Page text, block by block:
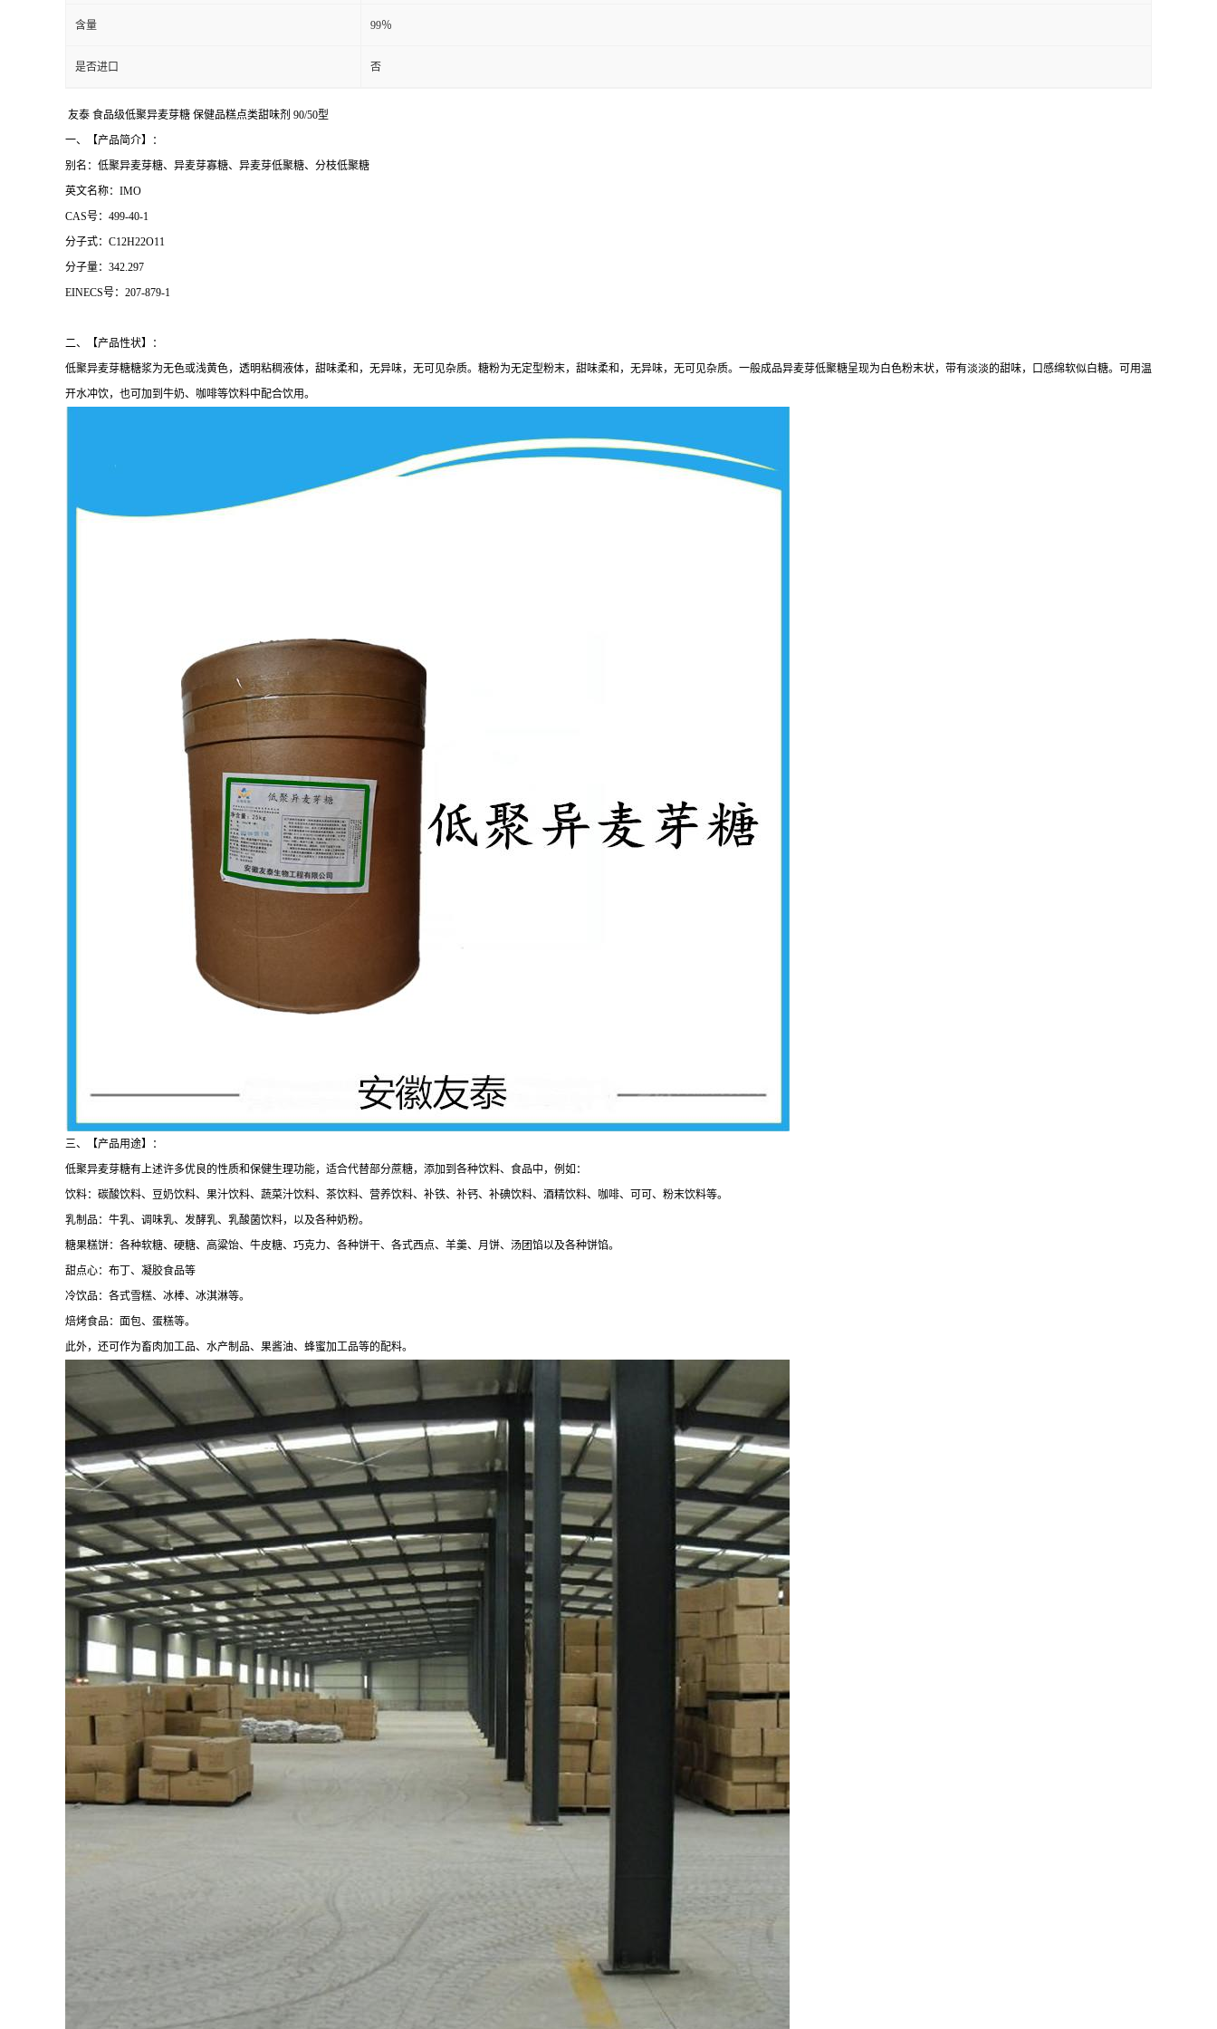
含量 99％
是否进口 否
友泰 食品级低聚异麦芽糖 保健品糕点类甜味剂 90/50型
一、【产品简介】：
别名：低聚异麦芽糖、异麦芽寡糖、异麦芽低聚糖、分枝低聚糖
英文名称：IMO
CAS号：499-40-1
分子式：C12H22O11
分子量：342.297
EINECS号：207-879-1
二、【产品性状】：
低聚异麦芽糖糖浆为无色或浅黄色，透明粘稠液体，甜味柔和，无异味，无可见杂质。糖粉为无定型粉末，甜味柔和，无异味，无可见杂质。一般成品异麦芽低聚糖呈现为白色粉末状，带有淡淡的甜味，口感绵软似白糖。可用温
开水冲饮，也可加到牛奶、咖啡等饮料中配合饮用。
三、【产品用途】：
低聚异麦芽糖有上述许多优良的性质和保健生理功能，适合代替部分蔗糖，添加到各种饮料、食品中，例如：
饮料：碳酸饮料、豆奶饮料、果汁饮料、蔬菜汁饮料、茶饮料、营养饮料、补铁、补钙、补碘饮料、酒精饮料、咖啡、可可、粉末饮料等。
乳制品：牛乳、调味乳、发酵乳、乳酸菌饮料，以及各种奶粉。
糖果糕饼：各种软糖、硬糖、高粱饴、牛皮糖、巧克力、各种饼干、各式西点、羊羹、月饼、汤团馅以及各种饼馅。
甜点心：布丁、凝胶食品等
冷饮品：各式雪糕、冰棒、冰淇淋等。
焙烤食品：面包、蛋糕等。
此外，还可作为畜肉加工品、水产制品、果酱油、蜂蜜加工品等的配料。